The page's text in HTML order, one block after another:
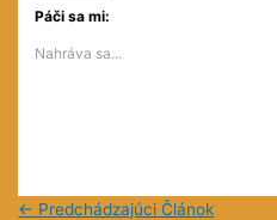
Twitter(Otvorí
novom
Páči sa mi:
Nahráva sa...
← Predchádzajúci Článok